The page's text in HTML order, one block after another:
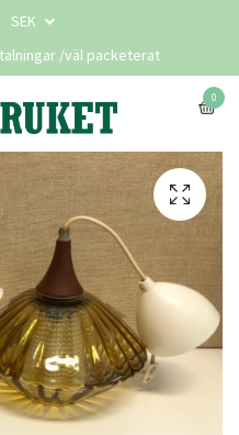
SEK
/väl packeterat
0